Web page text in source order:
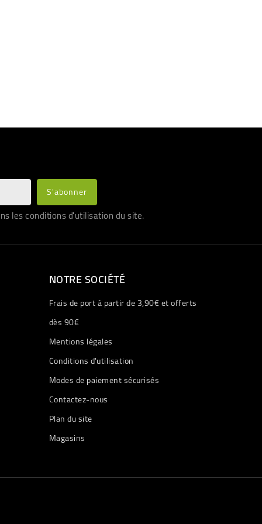
les conditions d'utilisation du site.
NOTRE SOCIÉTÉ
Frais de port à partir de 3,90€ et offerts
dès 90€
Mentions légales
Conditions d'utilisation
Modes de paiement sécurisés
Contactez-nous
Plan du site
Magasins